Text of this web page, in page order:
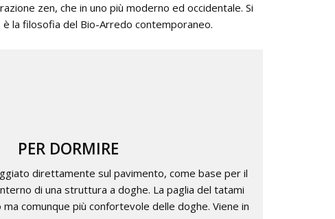
zen, che in uno più moderno ed occidentale. Si
la filosofia del Bio-Arredo contemporaneo.
PER DORMIRE
direttamente sul pavimento, come base per il
di una struttura a doghe. La paglia del tatami
comunque più confortevole delle doghe. Viene in